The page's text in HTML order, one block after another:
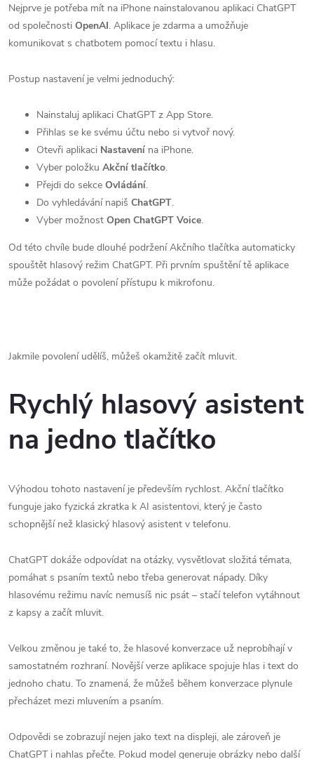
Nejprve je potřeba mít na iPhone nainstalovanou aplikaci ChatGPT
od společnosti OpenAI. Aplikace je zdarma a umožňuje
komunikovat s chatbotem pomocí textu i hlasu.
Postup nastavení je velmi jednoduchý:
Nainstaluj aplikaci ChatGPT z App Store.
Přihlas se ke svému účtu nebo si vytvoř nový.
Otevři aplikaci Nastavení na iPhone.
Vyber položku Akční tlačítko.
Přejdi do sekce Ovládání.
Do vyhledávání napiš ChatGPT.
Vyber možnost Open ChatGPT Voice.
Od této chvíle bude dlouhé podržení Akčního tlačítka automaticky
spouštět hlasový režim ChatGPT. Při prvním spuštění tě aplikace
může požádat o povolení přístupu k mikrofonu.
Jakmile povolení udělíš, můžeš okamžitě začít mluvit.
Rychlý hlasový asistent
na jedno tlačítko
Výhodou tohoto nastavení je především rychlost. Akční tlačítko
funguje jako fyzická zkratka k AI asistentovi, který je často
schopnější než klasický hlasový asistent v telefonu.
ChatGPT dokáže odpovídat na otázky, vysvětlovat složitá témata,
pomáhat s psaním textů nebo třeba generovat nápady. Díky
hlasovému režimu navíc nemusíš nic psát – stačí telefon vytáhnout
z kapsy a začít mluvit.
Velkou změnou je také to, že hlasové konverzace už neprobíhají v
samostatném rozhraní. Novější verze aplikace spojuje hlas i text do
jednoho chatu. To znamená, že můžeš během konverzace plynule
přecházet mezi mluvením a psaním.
Odpovědi se zobrazují nejen jako text na displeji, ale zároveň je
ChatGPT i nahlas přečte. Pokud model generuje obrázky nebo další